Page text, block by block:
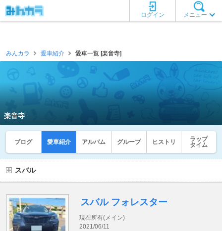
メニュー
ログイン
みんカラ 愛車紹介 愛車一覧 [楽音寺]
楽音寺
ブログ 愛車紹介 アルバム グループ ヒストリ
ラップ
タイム
スバル
スバル フォレスター
現在所有(メイン)
2021/06/11